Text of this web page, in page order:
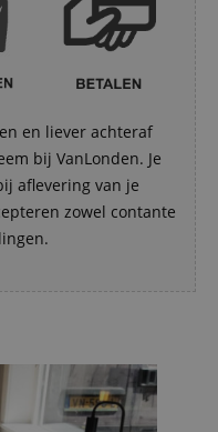
en liever achteraf
bij VanLonden. Je
aflevering van je
zowel contante